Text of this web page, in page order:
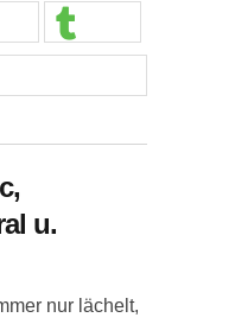
u.
nur lächelt,